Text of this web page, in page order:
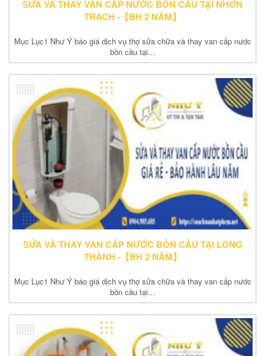
SỬA VÀ THAY VAN CẤP NƯỚC BỒN CẦU TẠI NHƠN
TRẠCH -【BH 2 NĂM】
Mục Lục1 Như Ý báo giá dịch vụ thợ sửa chữa và thay van cấp nước
bồn cầu tại...
SỬA VÀ THAY VAN CẤP NƯỚC BỒN CẦU TẠI LONG
THÀNH -【BH 2 NĂM】
Mục Lục1 Như Ý báo giá dịch vụ thợ sửa chữa và thay van cấp nước
bồn cầu tại...